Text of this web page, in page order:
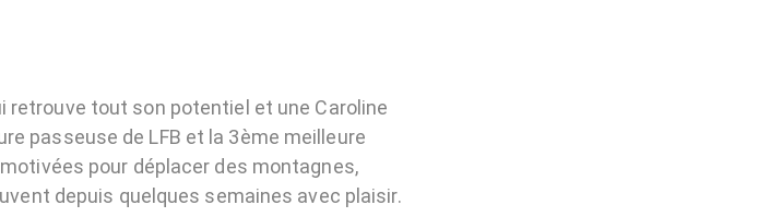
retrouve tout son potentiel et une Caroline
passeuse de LFB et la 3ème meilleure
pour déplacer des montagnes,
depuis quelques semaines avec plaisir.